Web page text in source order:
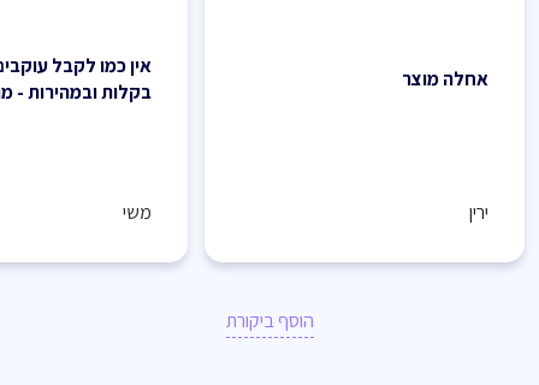
אחלה מוצר
ירין
אין כמו לקבל
בקלות ובמהירות -
משי
הוסף ביקורת